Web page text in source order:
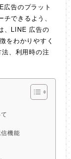
広告のプラット
できるよう、
、LINE 広告の
をわかりやすく
、利用時の注
機能